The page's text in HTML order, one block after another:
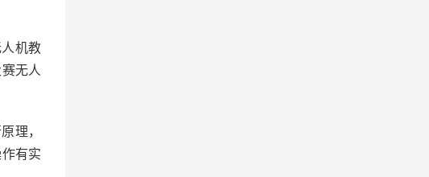
机教
无人
理，
有实